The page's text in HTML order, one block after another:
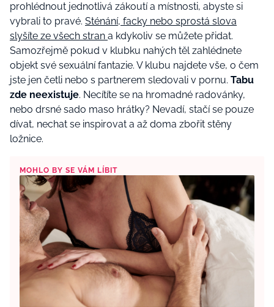
prohlédnout jednotlivá zákoutí a místnosti, abyste si
vybrali to pravé. Sténání, facky nebo sprostá slova
slyšíte ze všech stran a kdykoliv se můžete přidat.
Samozřejmě pokud v klubku nahých těl zahlédnete
objekt své sexuální fantazie. V klubu najdete vše, o čem
jste jen četli nebo s partnerem sledovali v pornu. Tabu
zde neexistuje. Necítíte se na hromadné radovánky,
nebo drsné sado maso hrátky? Nevadí, stačí se pouze
dívat, nechat se inspirovat a až doma zbořit stěny
ložnice.
MOHLO BY SE VÁM LÍBIT